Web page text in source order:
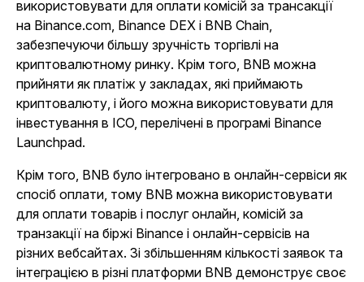
використовувати для оплати комісій за трансакції
на Binance.com, Binance DEX і BNB Chain,
забезпечуючи більшу зручність торгівлі на
криптовалютному ринку. Крім того, BNB можна
прийняти як платіж у закладах, які приймають
криптовалюту, і його можна використовувати для
інвестування в ICO, перелічені в програмі Binance
Launchpad.
Крім того, BNB було інтегровано в онлайн-сервіси як
спосіб оплати, тому BNB можна використовувати
для оплати товарів і послуг онлайн, комісій за
транзакції на біржі Binance і онлайн-сервісів на
різних вебсайтах. Зі збільшенням кількості заявок та
інтеграцією в різні платформи BNB демонструє своє